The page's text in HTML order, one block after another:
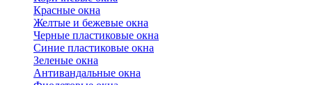
Красные окна
Желтые и бежевые окна
Черные пластиковые окна
Синие пластиковые окна
Зеленые окна
Антивандальные окна